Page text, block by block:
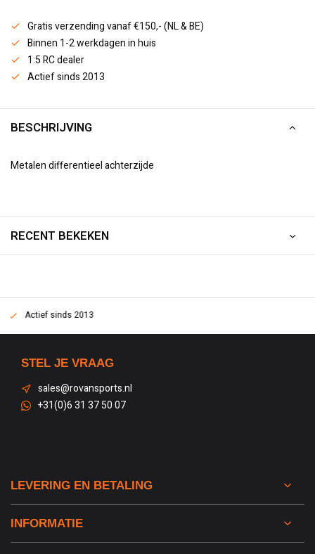
Gratis verzending vanaf €150,- (NL & BE)
Binnen 1-2 werkdagen in huis
1:5 RC dealer
Actief sinds 2013
BESCHRIJVING
Metalen differentieel achterzijde
RECENT BEKEKEN
Actief sinds 2013
STEL JE VRAAG
sales@rovansports.nl
+31(0)6 31 37 50 07
LEVERING EN BETALING
INFORMATIE